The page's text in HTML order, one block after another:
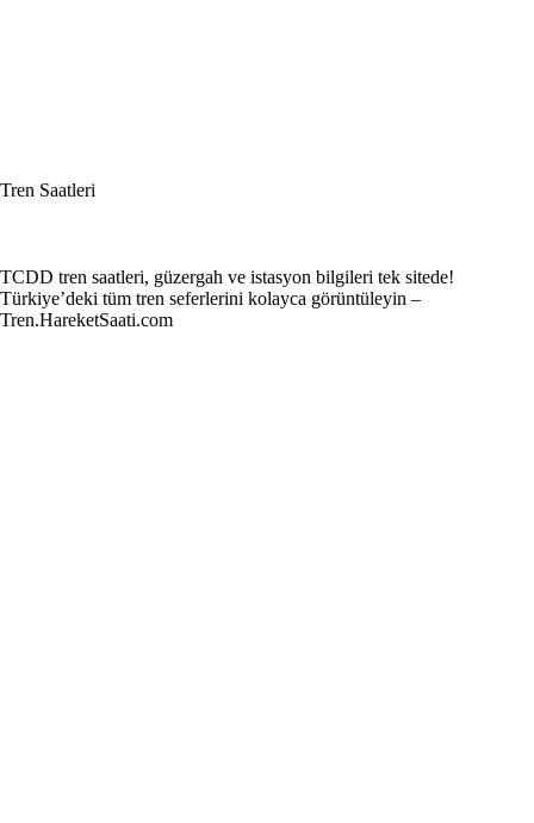
Tren Saatleri
TCDD tren saatleri, güzergah ve istasyon bilgileri tek sitede!
Türkiye’deki tüm tren seferlerini kolayca görüntüleyin –
Tren.HareketSaati.com